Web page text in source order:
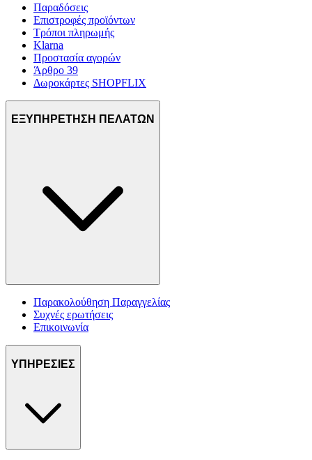
Παραδόσεις
Επιστροφές προϊόντων
Τρόποι πληρωμής
Klarna
Προστασία αγορών
Άρθρο 39
Δωροκάρτες SHOPFLIX
ΕΞΥΠΗΡΕΤΗΣΗ ΠΕΛΑΤΩΝ
Παρακολούθηση Παραγγελίας
Συχνές ερωτήσεις
Επικοινωνία
ΥΠΗΡΕΣΙΕΣ